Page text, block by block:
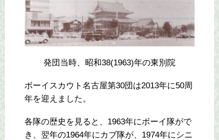
発団当時、昭和38(1963)年の東別院
ボーイスカウト名古屋第30団は2013年に50周
年を迎えました。
各隊の歴史を見ると、1963年にボーイ隊がで
き、翌年の1964年にカブ隊が、1974年にシニ